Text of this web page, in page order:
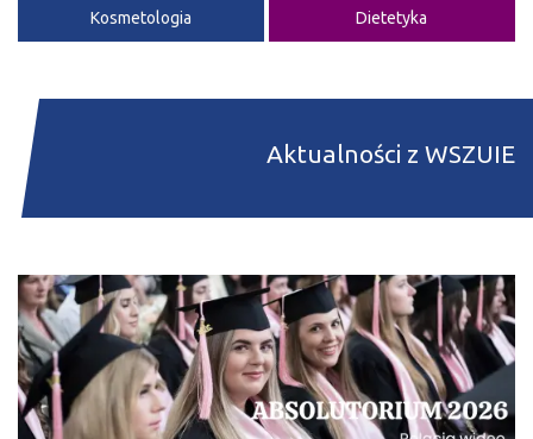
Kosmetologia Dietetyka
Aktualności z WSZUIE